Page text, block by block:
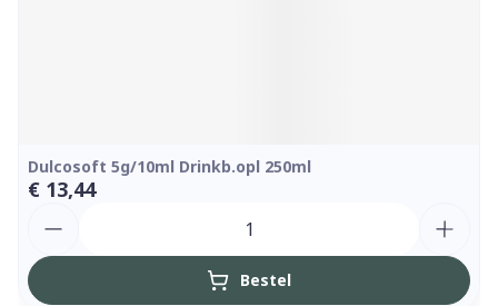
Dulcosoft 5g/10ml Drinkb.opl 250ml
€ 13,44
Bestel